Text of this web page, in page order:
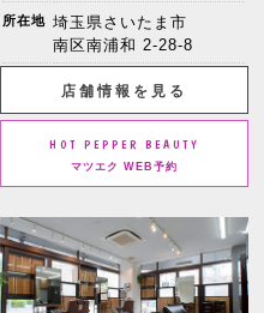
所在地 埼玉県さいたま市
南区南浦和 2-28-8
店舗情報を見る
HOT PEPPER BEAUTY
マツエク WEB予約